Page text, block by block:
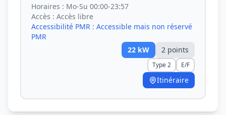
Horaires : Mo-Su 00:00-23:57
Accès : Accès libre
Accessibilité PMR : Accessible mais non réservé
PMR
22 kW 2 points
Type 2 E/F
Itinéraire